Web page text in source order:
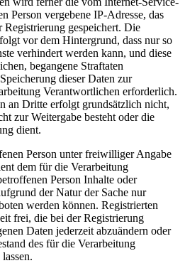
Person vergebene IP-Adresse, das
gespeichert. Die
vor dem Hintergrund, dass nur so
verhindert werden kann, und diese
begangene Straftaten
dieser Daten zur
Verantwortlichen erforderlich.
an Dritte erfolgt grundsätzlich nicht,
zur Weitergabe besteht oder die
dient.
Person unter freiwilliger Angabe
dem für die Verarbeitung
Person Inhalte oder
der Natur der Sache nur
werden können. Registrierten
frei, die bei der Registrierung
Daten jederzeit abzuändern oder
des für die Verarbeitung